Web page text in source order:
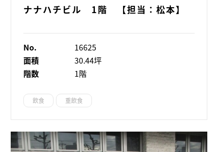
ナナハチビル 1階 【担当：松本】
No.
16625
面積
30.44坪
階数
1階
飲食 重飲食